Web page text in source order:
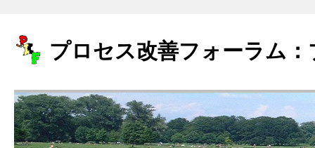
プロセス改善フォーラム